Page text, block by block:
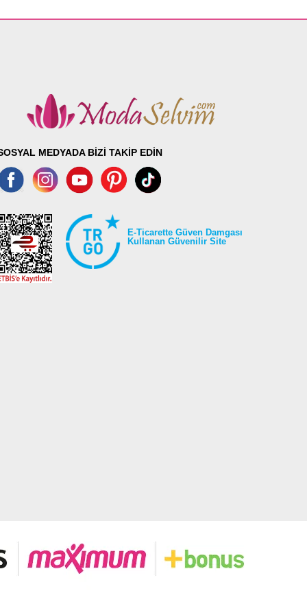
MEDYADA BİZİ TAKİP EDİN
E-Ticarette Güven Damgası
Kullanan Güvenilir Site